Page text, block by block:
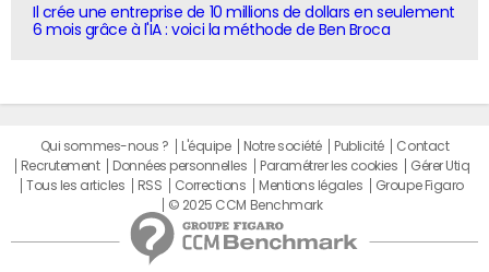
Il crée une entreprise de 10 millions de dollars en seulement
6 mois grâce à l'IA : voici la méthode de Ben Broca
Qui sommes-nous ? L'équipe Notre société Publicité
Contact
Recrutement
Données personnelles Paramétrer les cookies
Gérer Utiq
Tous les articles
RSS Corrections Mentions légales
Groupe Figaro
© 2025 CCM Benchmark